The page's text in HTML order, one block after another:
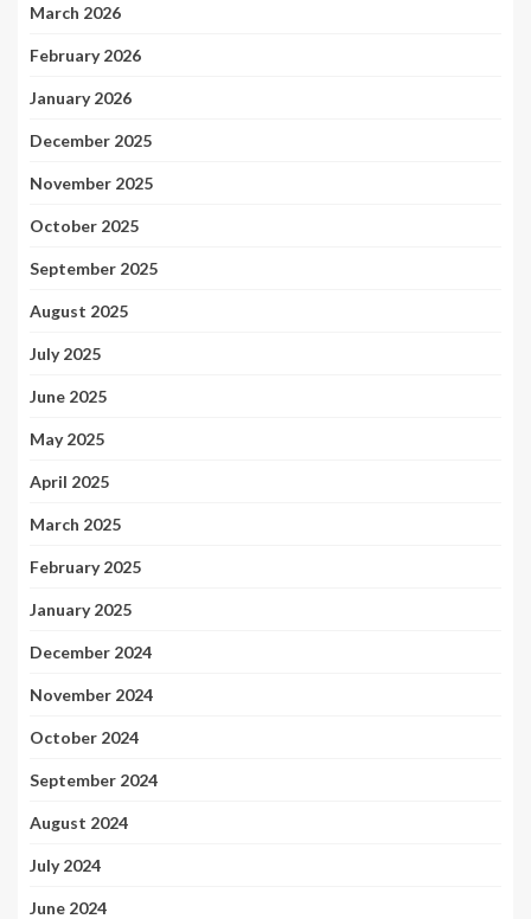
March 2026
February 2026
January 2026
December 2025
November 2025
October 2025
September 2025
August 2025
July 2025
June 2025
May 2025
April 2025
March 2025
February 2025
January 2025
December 2024
November 2024
October 2024
September 2024
August 2024
July 2024
June 2024